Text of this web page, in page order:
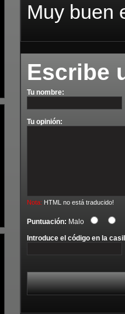
Muy buen
Escribe
Tu nombre:
Tu opinión:
Nota: HTML no está traducido!
Puntuación: Malo
Introduce el código en la